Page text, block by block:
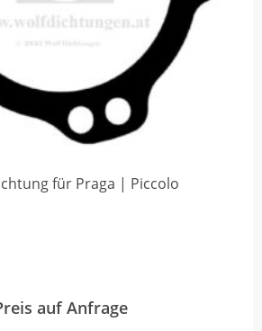
für Praga | Piccolo
auf Anfrage